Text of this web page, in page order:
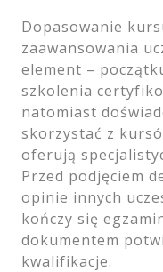
Dopasowanie
zaawansowania
element –
szkolenia
natomiast
skorzystać z
oferują
Przed podjęciem
opinie innych
kończy się
dokumentem
kwalifikacje.